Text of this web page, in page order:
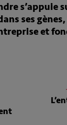
s’appuie
ses
et